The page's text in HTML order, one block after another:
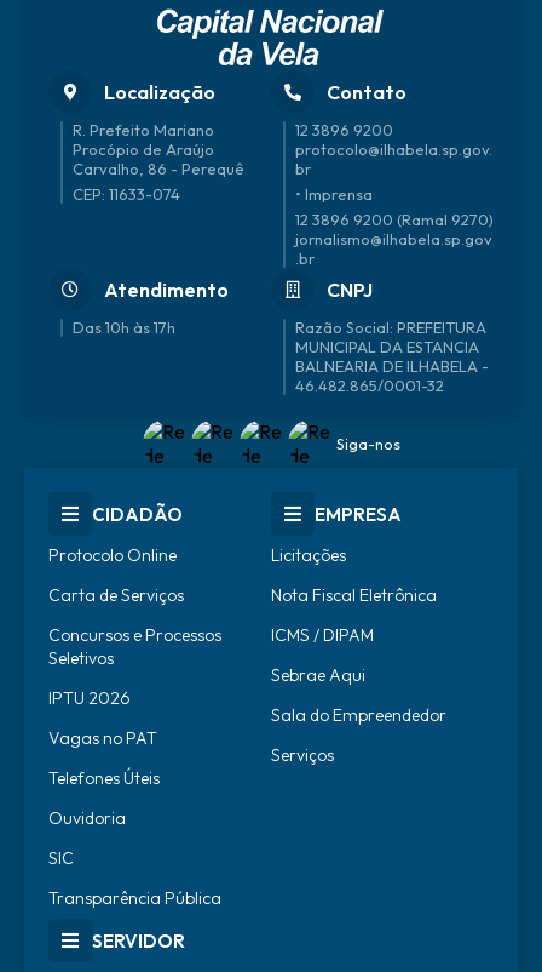
Localização
R. Prefeito Mariano
Procópio de Araújo
Carvalho, 86 - Perequê
CEP: 11633-074
Contato
12 3896 9200
protocolo@ilhabela.sp.gov.
br
• Imprensa
12 3896 9200 (Ramal 9270)
jornalismo@ilhabela.sp.gov
.br
Atendimento
Das 10h às 17h
CNPJ
46.482.865/0001-32
Siga-nos
CIDADÃO
Protocolo Online
Carta de Serviços
Concursos e Processos
Seletivos
IPTU 2026
Vagas no PAT
Telefones Úteis
Ouvidoria
SIC
Transparência Pública
EMPRESA
Licitações
Nota Fiscal Eletrônica
ICMS / DIPAM
Sebrae Aqui
Sala do Empreendedor
Serviços
SERVIDOR